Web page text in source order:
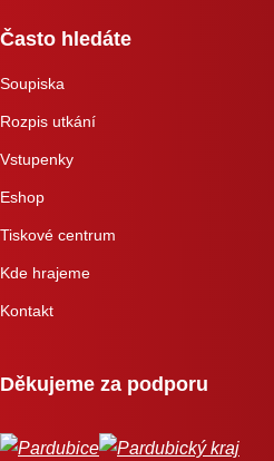
Často hledáte
Soupiska
Rozpis utkání
Vstupenky
Eshop
Tiskové centrum
Kde hrajeme
Kontakt
Děkujeme za podporu